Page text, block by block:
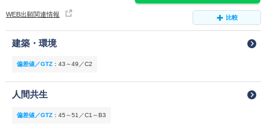
WEB出願関連情報 比較
建築・環境
偏差値／GTZ ： 43～49／C2
人間共生
偏差値／GTZ ： 45～51／C1～B3